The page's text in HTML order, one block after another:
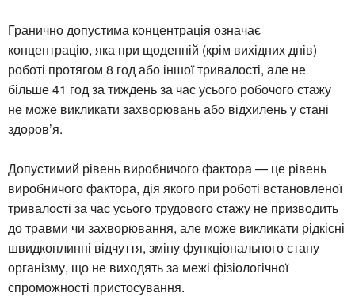
Гранично допустима концентрація означає
концентрацію, яка при щоденній (крім вихідних днів)
роботі протягом 8 год або іншої тривалості, але не
більше 41 год за тиждень за час усього робочого стажу
не може викликати захворювань або відхилень у стані
здоров’я.
Допустимий рівень виробничого фактора — це рівень
виробничого фактора, дія якого при роботі встановленої
тривалості за час усього трудового стажу не призводить
до травми чи захворювання, але може викликати рідкісні
швидкоплинні відчуття, зміну функціонального стану
організму, що не виходять за межі фізіологічної
спроможності пристосування.